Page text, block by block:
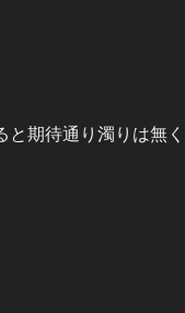
と期待通り濁りは無